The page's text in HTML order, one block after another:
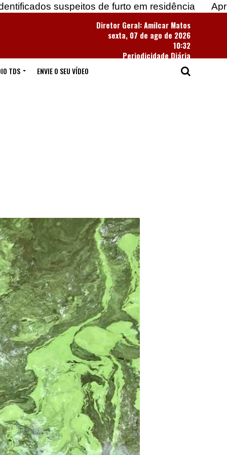
de furto em residência
Apreendidas
Diretor Geral: Amilcar Matos
sexta, 07 de ago de 2026
10:32
Periodicidade Diária
TDS
ENVIE O SEU VÍDEO